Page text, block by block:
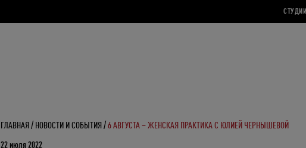
СТУДИИ
ГЛАВНАЯ НОВОСТИ И СОБЫТИЯ 6 АВГУСТА – ЖЕНСКАЯ ПРАКТИКА С ЮЛИЕЙ ЧЕРНЫШЕВОЙ
22 июля 2022